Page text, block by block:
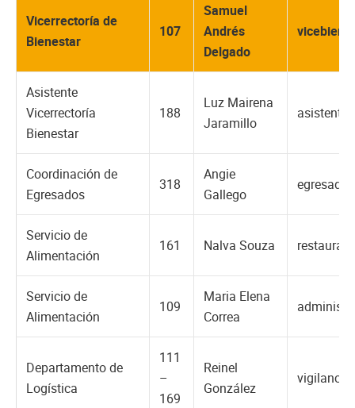
Vicerrectoría de
Bienestar
107
Samuel
Andrés
Delgado
Asistente
Vicerrectoría
Bienestar
188
Luz Mairena
Jaramillo
Coordinación de
Egresados
318
Angie
Gallego
Servicio de
Alimentación
161 Nalva Souza
Servicio de
Alimentación
109
Maria Elena
Correa
Departamento de
Logística
111
–
169
Reinel
González